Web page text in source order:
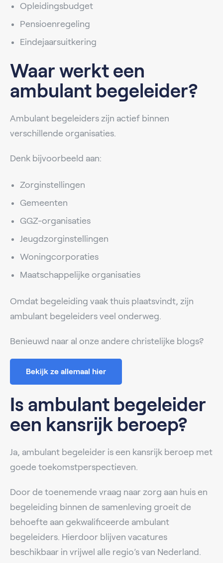
Opleidingsbudget
Pensioenregeling
Eindejaarsuitkering
Waar werkt een
ambulant begeleider?
Ambulant begeleiders zijn actief binnen
verschillende organisaties.
Denk bijvoorbeeld aan:
Zorginstellingen
Gemeenten
GGZ-organisaties
Jeugdzorginstellingen
Woningcorporaties
Maatschappelijke organisaties
Omdat begeleiding vaak thuis plaatsvindt, zijn
ambulant begeleiders veel onderweg.
Benieuwd naar al onze andere christelijke blogs?
Bekijk ze allemaal hier
Is ambulant begeleider
een kansrijk beroep?
Ja, ambulant begeleider is een kansrijk beroep met
goede toekomstperspectieven.
Door de toenemende vraag naar zorg aan huis en
begeleiding binnen de samenleving groeit de
behoefte aan gekwalificeerde ambulant
begeleiders. Hierdoor blijven vacatures
beschikbaar in vrijwel alle regio’s van Nederland.